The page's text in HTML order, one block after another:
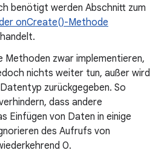
benötigt werden Abschnitt zum
onCreate()-Methode
Methoden zwar implementieren,
nichts weiter tun, außer wird
zurückgegeben. So
dass andere
Einfügen von Daten in einige
des Aufrufs von
0.